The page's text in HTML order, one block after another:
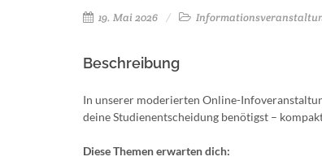
19. Mai 2026
Beschreibung
In unserer moderierten Online-
deine Studienentscheidung benötigst –
Diese Themen erwarten dich: